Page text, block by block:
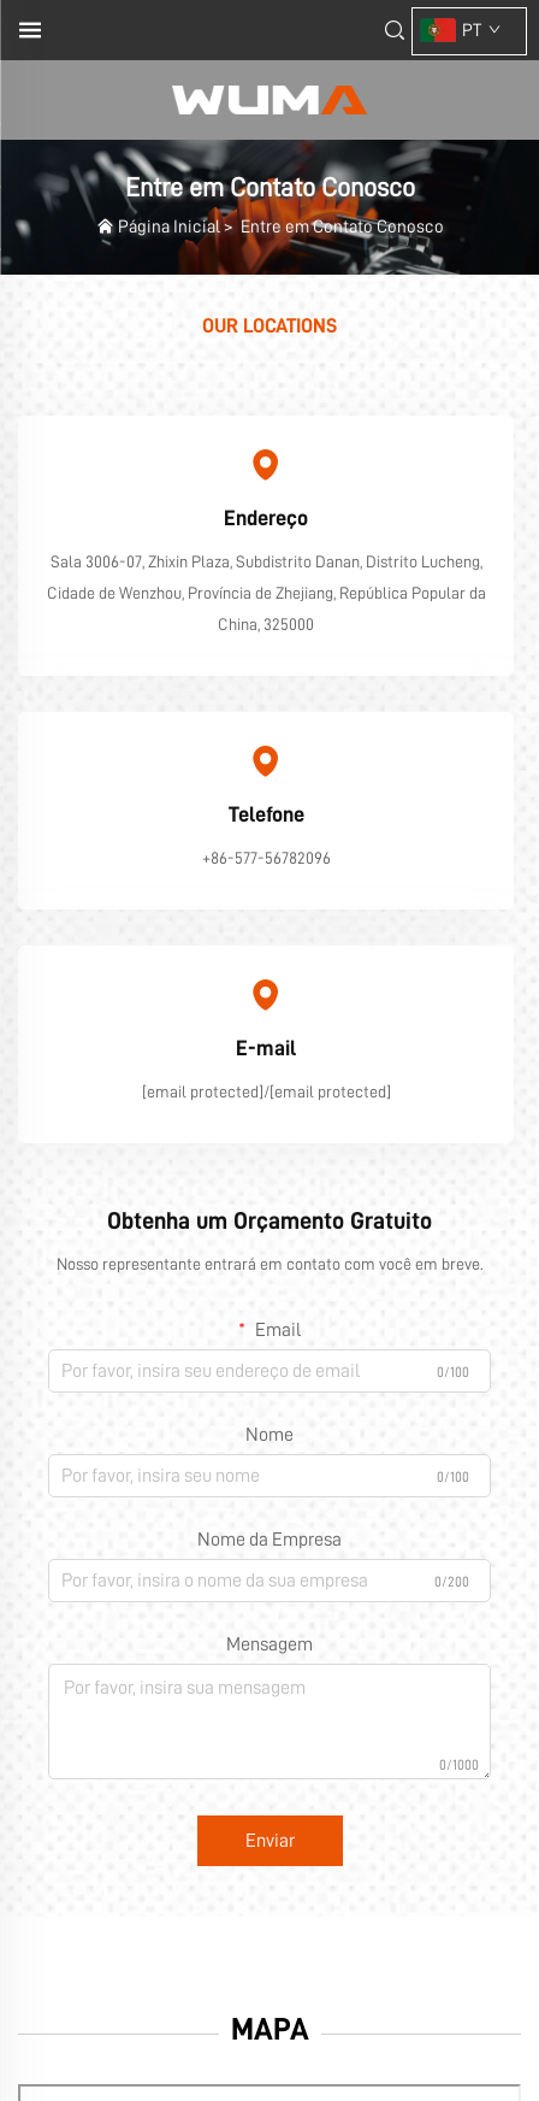
PT
Entre em Contato Conosco
Página Inicial> Entre em Contato Conosco
OUR LOCATIONS
Endereço
Sala 3006-07, Zhixin Plaza, Subdistrito Danan, Distrito Lucheng,
Cidade de Wenzhou, Província de Zhejiang, República Popular da
China, 325000
Telefone
+86-577-56782096
E-mail
[email protected] /[email protected]
Obtenha um Orçamento Gratuito
Nosso representante entrará em contato com você em breve.
Email
0/100
Nome
0/100
Nome da Empresa
0/200
Mensagem
0/1000
Enviar
MAPA